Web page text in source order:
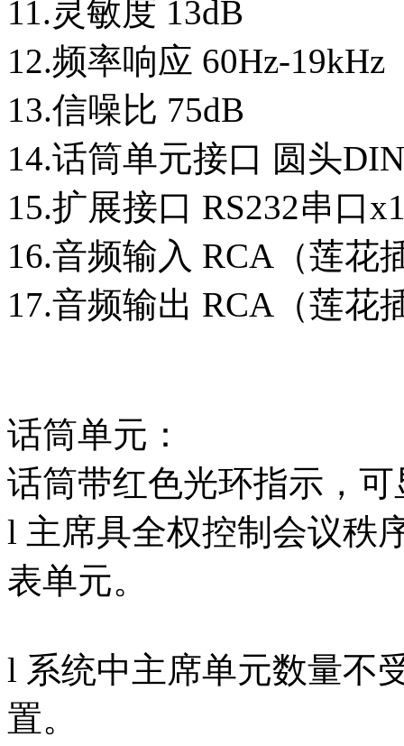
11.灵敏度 13dB
12.频率响应 60Hz-19kHz
13.信噪比 75dB
14.话筒单元接口 圆头
15.扩展接口 RS232串口
16.音频输入 RCA（莲花
17.音频输出 RCA（莲
话筒单元：
话筒带红色光环指示，
l 主席具全权控制会议秩
表单元。
l 系统中主席单元数量不
置。